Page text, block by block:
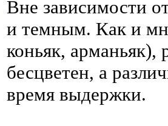
Вне зависимости
и темным. Как и
коньяк, арманьяк),
бесцветен, а
время выдержки.